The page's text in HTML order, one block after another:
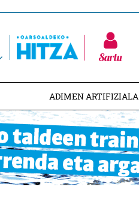
Sartu
ADIMEN ARTIFIZIALA